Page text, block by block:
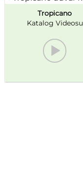
Tropicano
Katalog Videosu